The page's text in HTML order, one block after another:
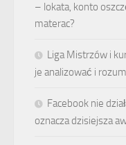
– lokata, konto
materac?
Liga Mistrzów i
je analizować i
Facebook nie
oznacza dzisiejsza